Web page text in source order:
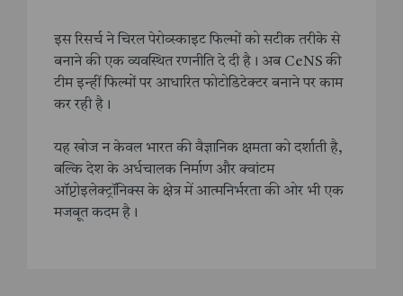
इस रिसर्च ने चिरल पेरोव्स्काइट फिल्मों को सटीक तरीके से
बनाने की एक व्यवस्थित रणनीति दे दी है। अब CeNS की
टीम इन्हीं फिल्मों पर आधारित फोटोडिटेक्टर बनाने पर काम
कर रही है।
यह खोज न केवल भारत की वैज्ञानिक क्षमता को दर्शाती है,
बल्कि देश के अर्धचालक निर्माण और क्वांटम
ऑप्टोइलेक्ट्रॉनिक्स के क्षेत्र में आत्मनिर्भरता की ओर भी एक
मजबूत कदम है।